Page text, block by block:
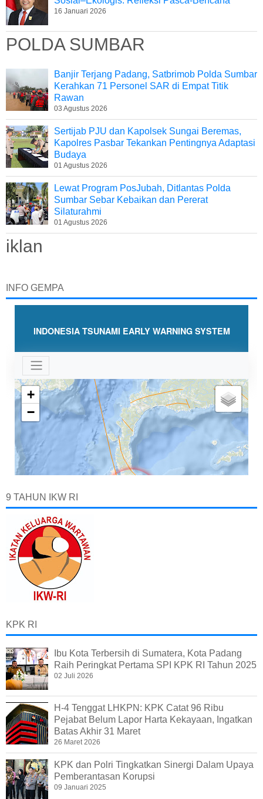
16 Januari 2026
POLDA SUMBAR
Banjir Terjang Padang, Satbrimob Polda Sumbar
Kerahkan 71 Personel SAR di Empat Titik
Rawan
03 Agustus 2026
Sertijab PJU dan Kapolsek Sungai Beremas,
Kapolres Pasbar Tekankan Pentingnya Adaptasi
Budaya
01 Agustus 2026
Lewat Program PosJubah, Ditlantas Polda
Sumbar Sebar Kebaikan dan Pererat
Silaturahmi
01 Agustus 2026
iklan
INFO GEMPA
9 TAHUN IKW RI
KPK RI
Ibu Kota Terbersih di Sumatera, Kota Padang
Raih Peringkat Pertama SPI KPK RI Tahun 2025
02 Juli 2026
H-4 Tenggat LHKPN: KPK Catat 96 Ribu
Pejabat Belum Lapor Harta Kekayaan, Ingatkan
Batas Akhir 31 Maret
26 Maret 2026
KPK dan Polri Tingkatkan Sinergi Dalam Upaya
Pemberantasan Korupsi
09 Januari 2025